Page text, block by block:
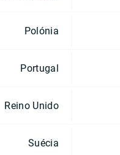
Polónia
Portugal
Reino Unido
Suécia